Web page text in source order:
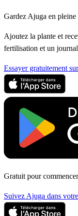
Gardez Ajuga en
Ajoutez la plante et
fertilisation et un
Essayer gratuitement
Gratuit pour
Suivez Ajuga dans